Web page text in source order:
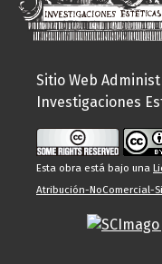
Sitio Web
Investigaciones
Esta obra está bajo una
Atribución-NoComercial-